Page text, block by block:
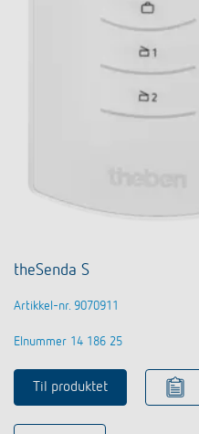
theSenda S
Artikkel-nr. 9070911
Elnummer 14 186 25
Til produktet